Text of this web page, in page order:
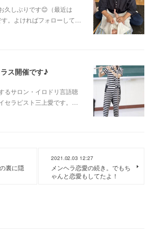
久しぶりです😊（最近は
。よければフォローして…
ス開催です♪
るサロン・イロドリ言語聴
セラピスト三上愛です。…
裏に隠
2021.02.03 12:27
メンヘラ恋愛の続き。でもち
ゃんと恋愛もしてたよ！